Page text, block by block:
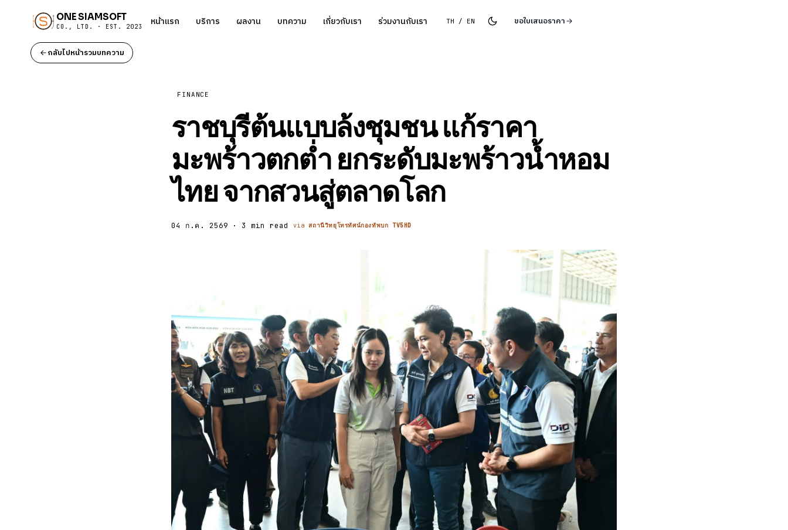
ONE SIAMSOFT
CO., LTD. · EST. 2023 หน้าแรก บริการ ผลงาน บทความ เกี่ยวกับเรา ร่วมงานกับเรา TH / EN ขอใบเสนอราคา
กลับไปหน้ารวมบทความ
FINANCE
ราชบุรีต้นแบบล้งชุมชน แก้ราคา
มะพร้าวตกต่ำ ยกระดับมะพร้าวน้ำหอม
ไทย จากสวนสู่ตลาดโลก
04 ก.ค. 2569 · 3 min read viaสถานีวิทยุโทรทัศน์กองทัพบก TV5HD